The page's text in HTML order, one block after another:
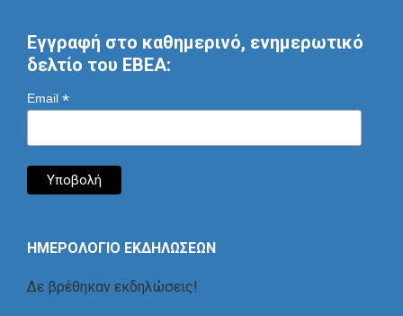
Εγγραφή στο καθημερινό, ενημερωτικό
δελτίο του ΕΒΕΑ:
Email *
ΗΜΕΡΟΛΟΓΙΟ ΕΚΔΗΛΩΣΕΩΝ
Δε βρέθηκαν εκδηλώσεις!